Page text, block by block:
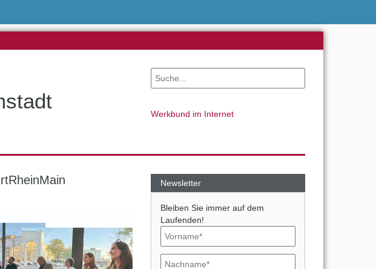
Werkbund im Internet
Newsletter
Bleiben Sie immer auf dem
Laufenden!